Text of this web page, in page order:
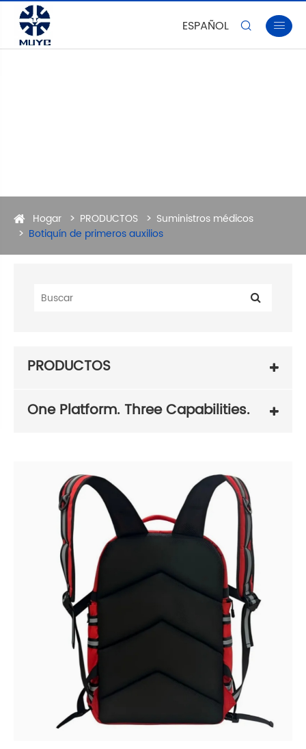
ESPAÑOL  
Hogar PRODUCTOS
Suministros médicos
Botiquín de primeros auxilios
PRODUCTOS
One Platform. Three Capabilities.